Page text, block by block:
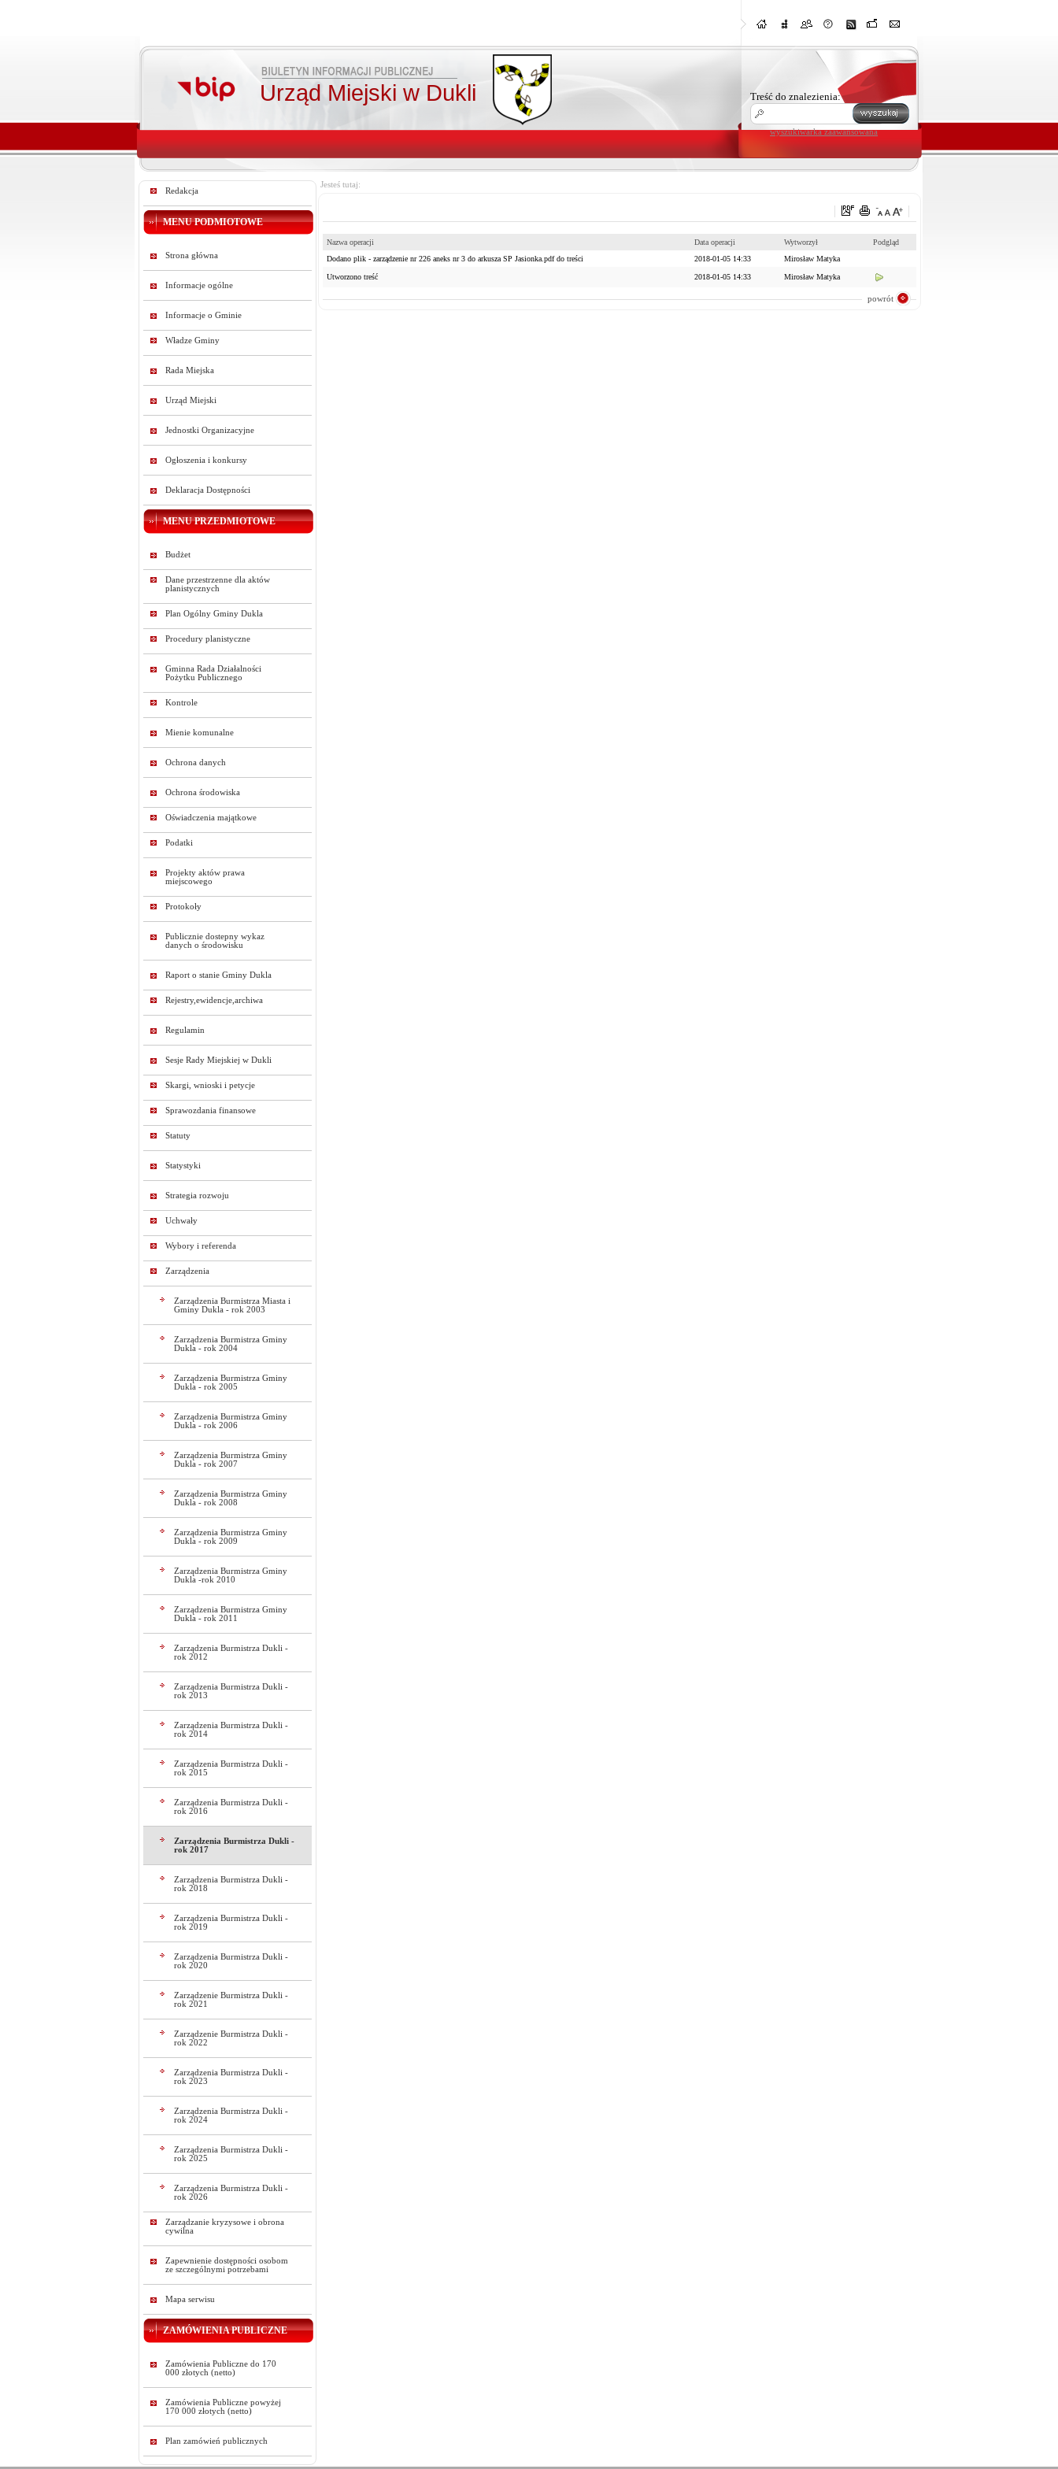
Urząd Miejski w Dukli Treść do znalezienia:
wyszukiwarka zaawansowana
Redakcja
MENU PODMIOTOWE
Strona główna
Informacje ogólne
Informacje o Gminie
Władze Gminy
Rada Miejska
Urząd Miejski
Jednostki Organizacyjne
Ogłoszenia i konkursy
Deklaracja Dostępności
MENU PRZEDMIOTOWE
Budżet
Dane przestrzenne dla aktów
planistycznych
Plan Ogólny Gminy Dukla
Procedury planistyczne
Gminna Rada Działalności
Pożytku Publicznego
Kontrole
Mienie komunalne
Ochrona danych
Ochrona środowiska
Oświadczenia majątkowe
Podatki
Projekty aktów prawa
miejscowego
Protokoły
Publicznie dostepny wykaz
danych o środowisku
Raport o stanie Gminy Dukla
Rejestry,ewidencje,archiwa
Regulamin
Sesje Rady Miejskiej w Dukli
Skargi, wnioski i petycje
Sprawozdania finansowe
Statuty
Statystyki
Strategia rozwoju
Uchwały
Wybory i referenda
Zarządzenia
Zarządzenia Burmistrza Miasta i
Gminy Dukla - rok 2003
Zarządzenia Burmistrza Gminy
Dukla - rok 2004
Zarządzenia Burmistrza Gminy
Dukla - rok 2005
Zarządzenia Burmistrza Gminy
Dukla - rok 2006
Zarządzenia Burmistrza Gminy
Dukla - rok 2007
Zarządzenia Burmistrza Gminy
Dukla - rok 2008
Zarządzenia Burmistrza Gminy
Dukla - rok 2009
Zarządzenia Burmistrza Gminy
Dukla -rok 2010
Zarządzenia Burmistrza Gminy
Dukla - rok 2011
Zarządzenia Burmistrza Dukli -
rok 2012
Zarządzenia Burmistrza Dukli -
rok 2013
Zarządzenia Burmistrza Dukli -
rok 2014
Zarządzenia Burmistrza Dukli -
rok 2015
Zarządzenia Burmistrza Dukli -
rok 2016
Zarządzenia Burmistrza Dukli -
rok 2017
Zarządzenia Burmistrza Dukli -
rok 2018
Zarządzenia Burmistrza Dukli -
rok 2019
Zarządzenia Burmistrza Dukli -
rok 2020
Zarządzenie Burmistrza Dukli -
rok 2021
Zarządzenie Burmistrza Dukli -
rok 2022
Zarządzenia Burmistrza Dukli -
rok 2023
Zarządzenia Burmistrza Dukli -
rok 2024
Zarządzenia Burmistrza Dukli -
rok 2025
Zarządzenia Burmistrza Dukli -
rok 2026
Zarządzanie kryzysowe i obrona
cywilna
Zapewnienie dostępności osobom
ze szczególnymi potrzebami
Mapa serwisu
ZAMÓWIENIA PUBLICZNE
Zamówienia Publiczne do 170
000 złotych (netto)
Zamówienia Publiczne powyżej
170 000 złotych (netto)
Plan zamówień publicznych
Jesteś tutaj:
Nazwa operacji Data operacji Wytworzył
Podgląd
Dodano plik - zarządzenie nr 226 aneks nr 3 do arkusza SP Jasionka.pdf do treści
2018-01-05 14:33 Mirosław Matyka
Utworzono treść 2018-01-05 14:33 Mirosław Matyka
powrót